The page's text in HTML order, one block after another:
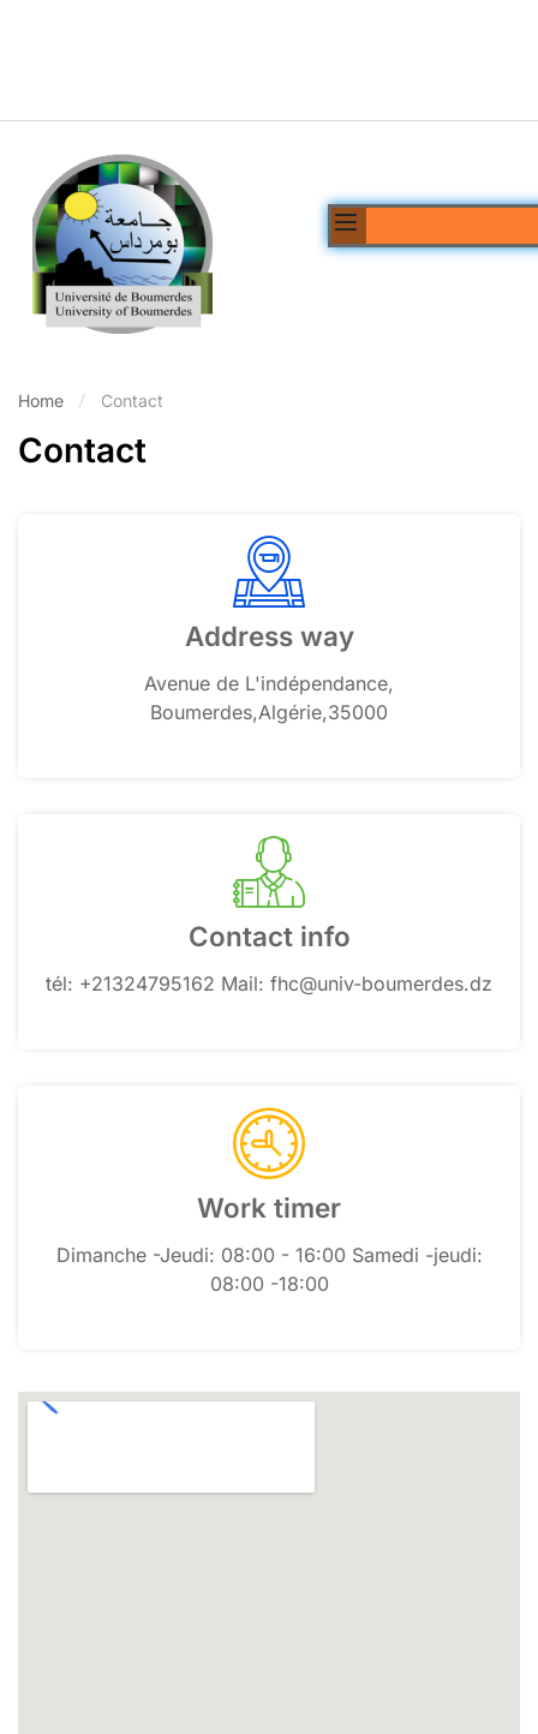
Home Contact
Contact
Address way
Avenue de L'indépendance,
Boumerdes,Algérie,35000
Contact info
tél: +21324795162 Mail: fhc@univ-boumerdes.dz
Work timer
Dimanche -Jeudi: 08:00 - 16:00 Samedi -jeudi:
08:00 -18:00